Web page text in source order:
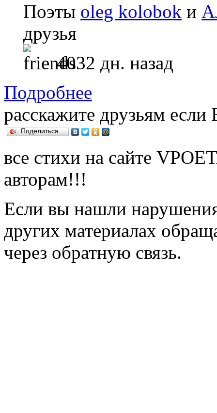
Поэты oleg kolobok и
друзья
4032 дн. назад
Подробнее
расскажите друзьям
Поделиться…
все стихи на сайте
авторам!!!
Если вы нашли
других материалах
через обратную связь.